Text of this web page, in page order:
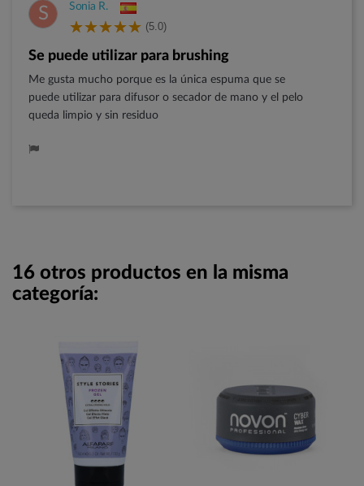
S Sonia R.
(5.0)
Se puede utilizar para brushing
Me gusta mucho porque es la única espuma que se
puede utilizar para difusor o secador de mano y el pelo
queda limpio y sin residuo
16 otros productos en la misma
categoría: